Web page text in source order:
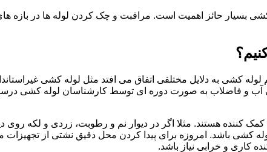
کشی بسیار حائز اهمیت است. مراقبت و چک کردن لوله ها در بازه
کشی به دلایل مختلفی اتفاق می افتد مثل لوله کشی
و فاضلاب به صورت دوره ای توسط کارشناسان لوله کشی
کننده هستند. مثلا اگر در دیوار نم و رطوبت، زردی و لکه
لوله کشی باشد. امروزه برای پیدا کردن محل دقیق نشتی از
کاری و خرابی نیاز باشد.